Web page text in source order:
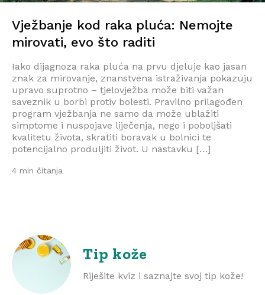
Vježbanje kod raka pluća: Nemojte
mirovati, evo što raditi
Iako dijagnoza raka pluća na prvu djeluje kao jasan
znak za mirovanje, znanstvena istraživanja pokazuju
upravo suprotno – tjelovježba može biti važan
saveznik u borbi protiv bolesti. Pravilno prilagođen
program vježbanja ne samo da može ublažiti
simptome i nuspojave liječenja, nego i poboljšati
kvalitetu života, skratiti boravak u bolnici te
potencijalno produljiti život. U nastavku […]
4 min čitanja
Tip kože
Riješite kviz i saznajte svoj tip kože!